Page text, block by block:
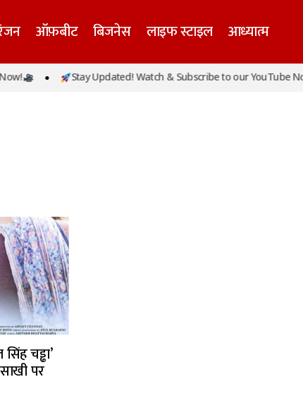
ऑफ़बीट बिजनेस लाइफ स्टाइल आध्यात्म
Stay Updated! Watch & Subscribe to our YouTube Now!
चड्ढा’
पर